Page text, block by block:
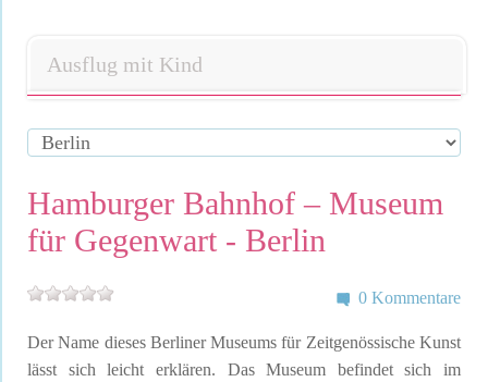
Ausflug mit Kind
Hamburger Bahnhof – Museum
für Gegenwart - Berlin
0 Kommentare
Der Name dieses Berliner Museums für Zeitgenössische Kunst
lässt sich leicht erklären. Das Museum befindet sich im